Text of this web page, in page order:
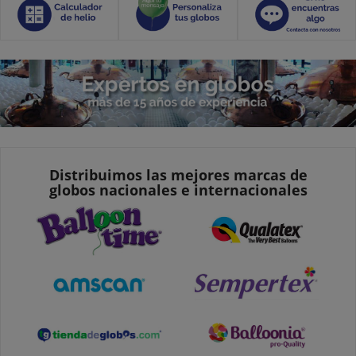
Distribuimos las mejores marcas de
globos nacionales e internacionales